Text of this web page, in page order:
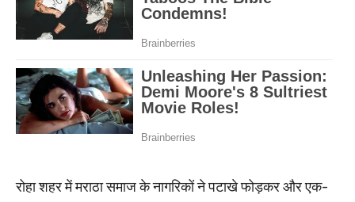
रोहा शहर में मराठा समाज के नागरिकों ने पटाखे फोड़कर और एक-